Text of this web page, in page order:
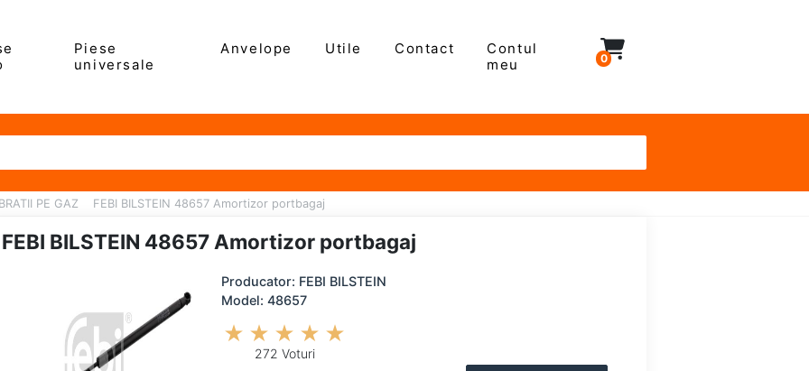
Piese
universale
Anvelope Utile Contact
Contul
meu
0
PE GAZ FEBI BILSTEIN 48657 Amortizor portbagaj
FEBI BILSTEIN 48657 Amortizor portbagaj
Producator: FEBI BILSTEIN
Model: 48657
272 Voturi